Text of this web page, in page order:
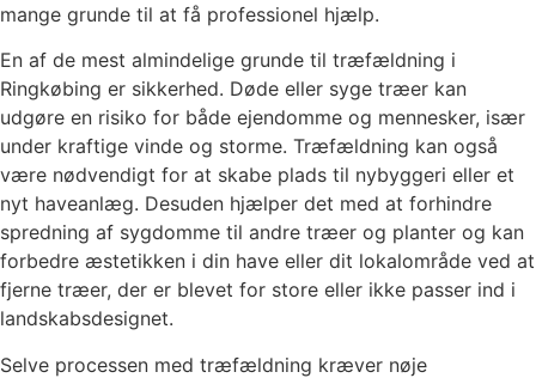
mange grunde til at få professionel hjælp.
En af de mest almindelige grunde til træfældning i
Ringkøbing er sikkerhed. Døde eller syge træer kan
udgøre en risiko for både ejendomme og mennesker, især
under kraftige vinde og storme. Træfældning kan også
være nødvendigt for at skabe plads til nybyggeri eller et
nyt haveanlæg. Desuden hjælper det med at forhindre
spredning af sygdomme til andre træer og planter og kan
forbedre æstetikken i din have eller dit lokalområde ved at
fjerne træer, der er blevet for store eller ikke passer ind i
landskabsdesignet.
Selve processen med træfældning kræver nøje